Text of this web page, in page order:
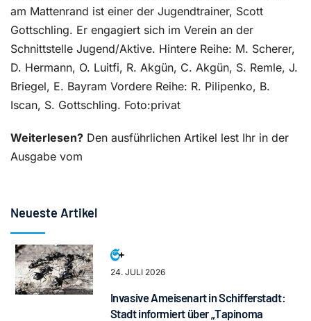
am Mattenrand ist einer der Jugendtrainer, Scott
Gottschling. Er engagiert sich im Verein an der
Schnittstelle Jugend/Aktive. Hintere Reihe: M. Scherer,
D. Hermann, O. Luitfi, R. Akgün, C. Akgün, S. Remle, J.
Briegel, E. Bayram Vordere Reihe: R. Pilipenko, B.
Iscan, S. Gottschling. Foto:privat
Weiterlesen? Den ausführlichen Artikel lest Ihr in der
Ausgabe vom
Neueste Artikel
24. JULI 2026
Invasive Ameisenart in Schifferstadt:
Stadt informiert über „Tapinoma